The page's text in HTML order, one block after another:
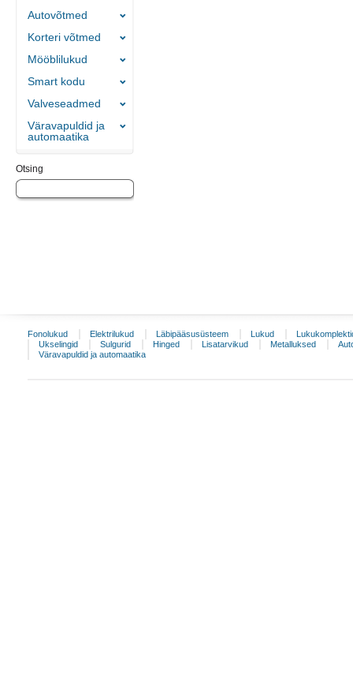
Autovõtmed
Korteri võtmed
Mööblilukud
Smart kodu
Valveseadmed
Väravapuldid ja
automaatika
Otsing
Fonolukud Elektrilukud Läbipääsusüsteem Lukud
Ukselingid
Sulgurid Hinged Lisatarvikud Metalluksed
Väravapuldid ja automaatika